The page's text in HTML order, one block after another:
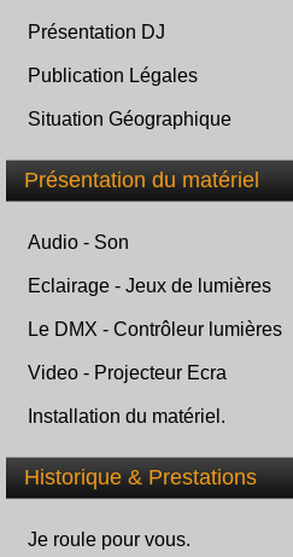
Présentation DJ
Publication Légales
Situation Géographique
Présentation du matériel
Audio - Son
Eclairage - Jeux de lumières
Le DMX - Contrôleur lumières
Video - Projecteur Ecra
Installation du matériel.
Historique & Prestations
Je roule pour vous.